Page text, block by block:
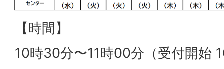
【時間】
10時30分〜11時00分（受付開始